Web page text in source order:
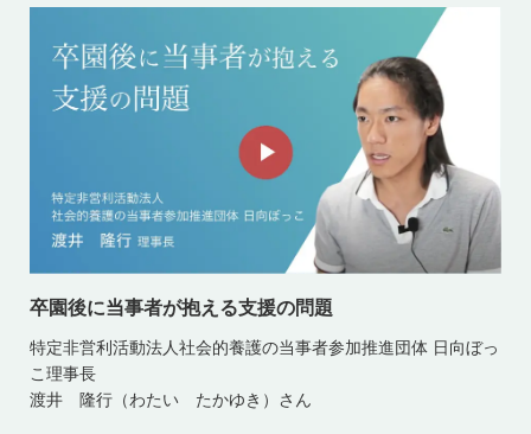
卒園後に当事者が抱える支援の問題
特定非営利活動法人社会的養護の当事者参加推進団体 日向ぼっ
こ理事長
渡井 隆行（わたい たかゆき）さん